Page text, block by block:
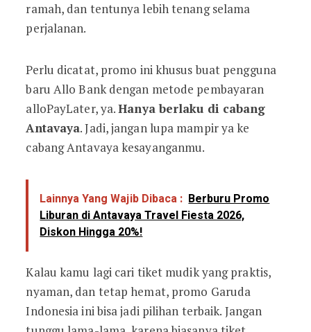
ramah, dan tentunya lebih tenang selama
perjalanan.
Perlu dicatat, promo ini khusus buat pengguna
baru Allo Bank dengan metode pembayaran
alloPayLater, ya.Hanya berlaku di cabang
Antavaya. Jadi, jangan lupa mampir ya ke
cabang Antavaya kesayanganmu.
Lainnya Yang Wajib Dibaca : Berburu Promo
Liburan di Antavaya Travel Fiesta 2026,
Diskon Hingga 20%!
Kalau kamu lagi cari tiket mudik yang praktis,
nyaman, dan tetap hemat, promo Garuda
Indonesia ini bisa jadi pilihan terbaik. Jangan